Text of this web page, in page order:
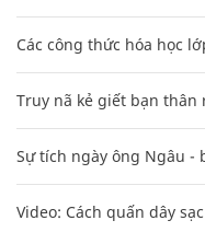
Các công thức hóa học
Truy nã kẻ giết bạn
Sự tích ngày ông Ngâu -
Video: Cách quấn dây